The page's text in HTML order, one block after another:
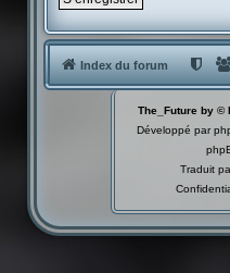
Index du forum
The_Future by ©
Développé par
Traduit